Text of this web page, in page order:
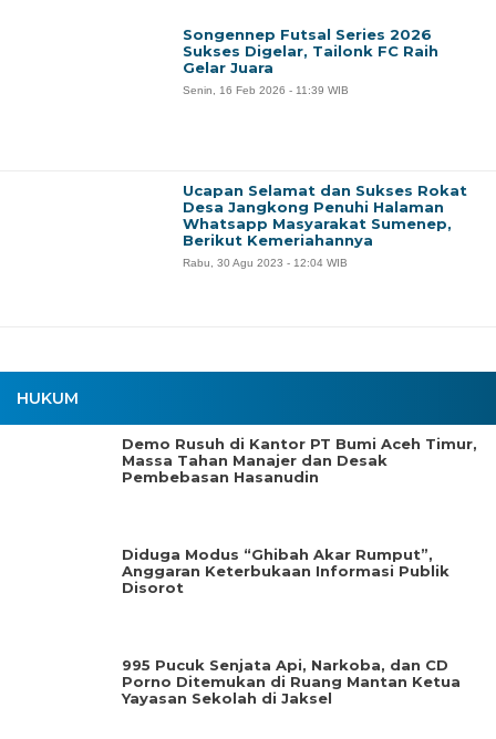
HUKUM
Demo Rusuh di Kantor PT Bumi Aceh Timur,
Massa Tahan Manajer dan Desak
Pembebasan Hasanudin
Diduga Modus “Ghibah Akar Rumput”,
Anggaran Keterbukaan Informasi Publik
Disorot
995 Pucuk Senjata Api, Narkoba, dan CD
Porno Ditemukan di Ruang Mantan Ketua
Yayasan Sekolah di Jaksel
Songennep Futsal Series 2026
Sukses Digelar, Tailonk FC Raih
Gelar Juara
Senin, 16 Feb 2026 - 11:39 WIB
Ucapan Selamat dan Sukses Rokat
Desa Jangkong Penuhi Halaman
Whatsapp Masyarakat Sumenep,
Berikut Kemeriahannya
Rabu, 30 Agu 2023 - 12:04 WIB